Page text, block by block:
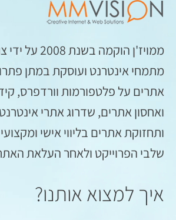
ממויז'ן הוקמה
מתמחי אינטרנט ועוסקת במתן
אתרים על פלטפורמות וורדפרס,
ואחסון אתרים, שדרוג אתרי אינטרנט
ותחזוקת אתרים בליווי אישי
שלבי הפרוייקט ולאחר העלאת
איך למצוא אותנו?